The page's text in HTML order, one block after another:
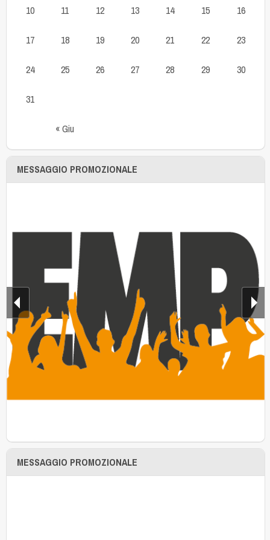
« Giu
10 11 12 13 14 15 16
17 18 19 20 21 22 23
24 25 26 27 28 29 30
31
MESSAGGIO PROMOZIONALE
MESSAGGIO PROMOZIONALE